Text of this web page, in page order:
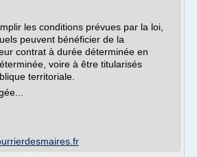
les conditions prévues par la loi,
peuvent bénéficier de la
contrat à durée déterminée en
voire à être titularisés
territoriale.